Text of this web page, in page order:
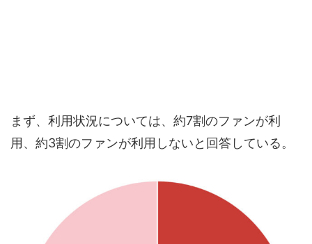
まず、利用状況については、約7割のファンが利
用、約3割のファンが利用しないと回答している。